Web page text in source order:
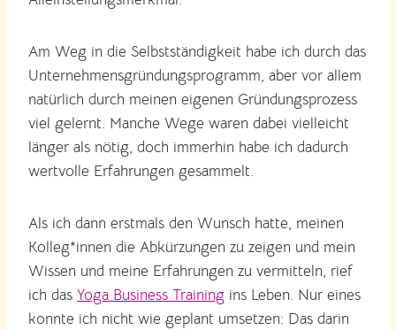
Am Weg in die Selbstständigkeit habe ich durch das
Unternehmensgründungsprogramm, aber vor allem
natürlich durch meinen eigenen Gründungsprozess
viel gelernt. Manche Wege waren dabei vielleicht
länger als nötig, doch immerhin habe ich dadurch
wertvolle Erfahrungen gesammelt.
Als ich dann erstmals den Wunsch hatte, meinen
Kolleg*innen die Abkürzungen zu zeigen und mein
Wissen und meine Erfahrungen zu vermitteln, rief
ich das Yoga Business Training ins Leben. Nur eines
konnte ich nicht wie geplant umsetzen: Das darin